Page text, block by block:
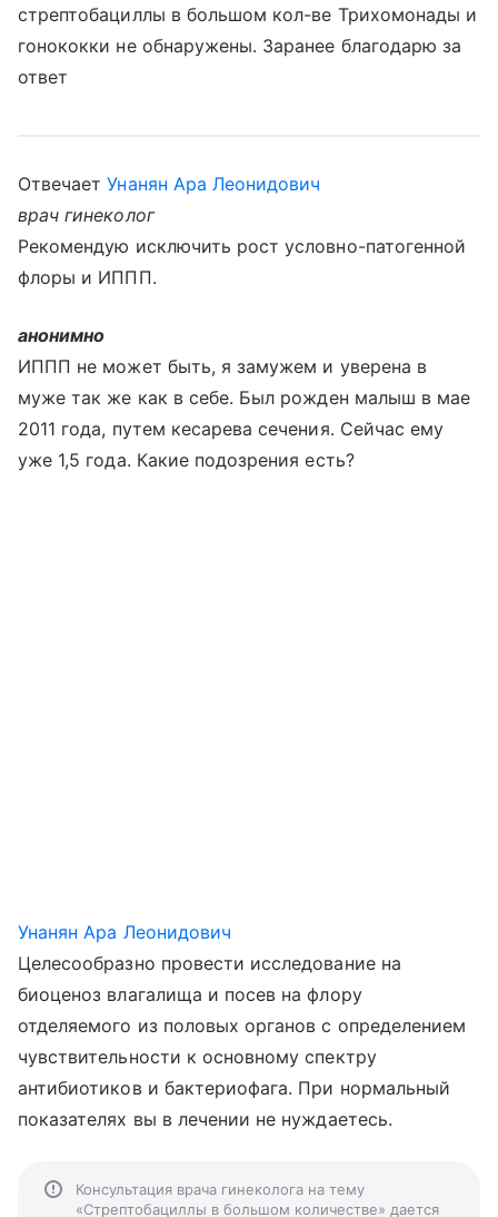
стрептобациллы в большом кол-ве Трихомонады и
гонококки не обнаружены. Заранее благодарю за
ответ
ОтвечаетУнанян Ара Леонидович
врач гинеколог
Рекомендую исключить рост условно-патогенной
флоры и ИППП.
анонимно
ИППП не может быть, я замужем и уверена в
муже так же как в себе. Был рожден малыш в мае
2011 года, путем кесарева сечения. Сейчас ему
уже 1,5 года. Какие подозрения есть?
Унанян Ара Леонидович
Целесообразно провести исследование на
биоценоз влагалища и посев на флору
отделяемого из половых органов с определением
чувствительности к основному спектру
антибиотиков и бактериофага. При нормальный
показателях вы в лечении не нуждаетесь.
Консультация врача гинеколога на тему
«Стрептобациллы в большом количестве» дается